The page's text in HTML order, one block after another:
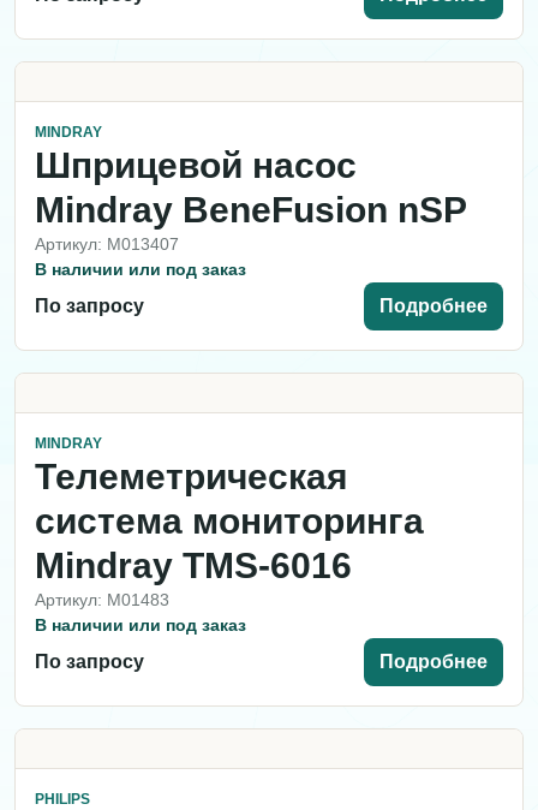
MINDRAY
Шприцевой насос
Mindray BeneFusion nSP
Артикул: M013407
В наличии или под заказ
По запросу Подробнее
MINDRAY
Телеметрическая
система мониторинга
Mindray TMS-6016
Артикул: M01483
В наличии или под заказ
По запросу Подробнее
PHILIPS